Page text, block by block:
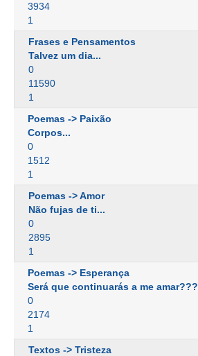
3934
1
Frases e Pensamentos
Talvez um dia...
0
11590
1
Poemas -> Paixão
Corpos...
0
1512
1
Poemas -> Amor
Não fujas de ti...
0
2895
1
Poemas -> Esperança
Será que continuarás a me amar???
0
2174
1
Textos -> Tristeza